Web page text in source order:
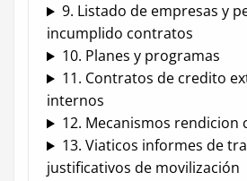
9. Listado de empresas y
incumplido contratos
10. Planes y programas
11. Contratos de credito
internos
12. Mecanismos rendicion
13. Viaticos informes de
justificativos de movilización